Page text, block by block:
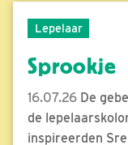
Lepelaar
Sprookje
16.07.26 De
de
inspireerden